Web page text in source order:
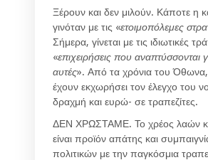
Ξέρουν και δεν μιλούν. Κάποτε η
γινόταν με τις «ετοιμοπόλεμες
Σήμερα, γίνεται με τις ιδιωτικές
«επιχειρήσεις που
αυτές». Από τα χρόνια του Όθωνα,
έχουν εκχωρήσει τον έλεγχο του
δραχμή και ευρώ- σε τραπεζίτες.
ΔΕΝ ΧΡΩΣΤΑΜΕ. Το χρέος λαών
είναι προϊόν απάτης και
πολιτικών με την παγκόσμια